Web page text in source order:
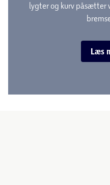
lygter og kurv påsætter
Læs